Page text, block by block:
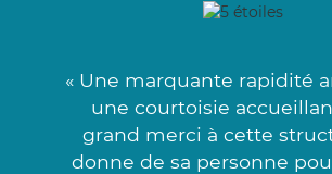
« Une marquante rapidité
une courtoisie
grand merci à cette
donne de sa personne